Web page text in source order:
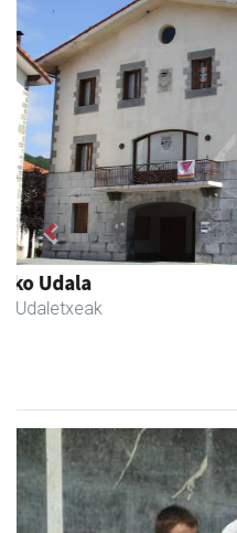
Urnietako Udala
Urnieta - Udaletxeak
Previous